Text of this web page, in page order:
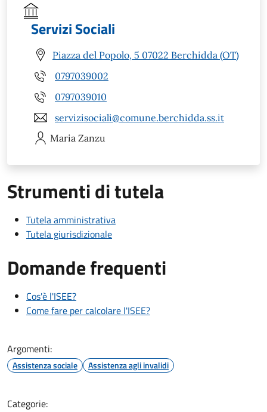
Servizi Sociali
Piazza del Popolo, 5 07022 Berchidda (OT)
0797039002
0797039010
servizisociali@comune.berchidda.ss.it
Maria Zanzu
Strumenti di tutela
Tutela amministrativa
Tutela giurisdizionale
Domande frequenti
Cos'è l'ISEE?
Come fare per calcolare l'ISEE?
Argomenti:
Assistenza sociale Assistenza agli invalidi
Categorie: